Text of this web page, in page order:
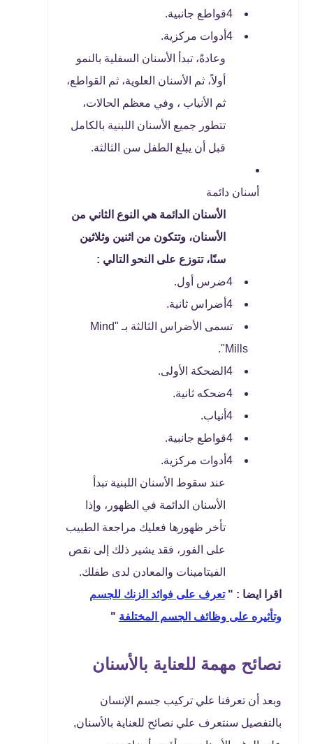
4قواطع جانبية.
4أدوات مركزية.
وعادةً، تبدأ الأسنان السفلية بالنمو
أولاً، ثم الأسنان العلوية، ثم القواطع،
ثم الأنياب ، وفي معظم الحالات،
تتطور جميع الأسنان اللبنية بالكامل
قبل أن يبلغ الطفل سن الثالثة.
أسنان دائمة
الأسنان الدائمة هي النوع الثاني من
الأسنان، وتتكون من اثنين وثلاثين
سنًا، تتوزع على النحو التالي :
4ضرس أول.
4أضراس ثانية.
تسمى الأضراس الثالثة بـ "Mind
Mills".
4الضحكة الأولى.
4ضحكه ثانية.
4أنياب.
4قواطع جانبية.
4أدوات مركزية.
عند سقوط الأسنان اللبنية تبدأ
الأسنان الدائمة في الظهور، وإذا
تأخر ظهورها فعليك مراجعة الطبيب
على الفور، فقد يشير ذلك إلى نقص
الفيتامينات والمعادن لدى طفلك.
اقرا ايضا : "تعرف على فوائد الزنك للجسم
وتأثيره على وظائف الجسم المختلفة "
نصائح مهمة للعناية بالأسنان
وبعد أن تعرفنا علي تركيب جسم الإنسان
بالتفصيل سنتعرف علي نصائح للعناية بالأسنان,